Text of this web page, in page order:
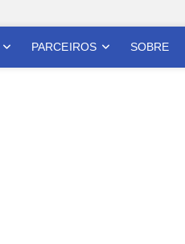
PARCEIROS SOBRE